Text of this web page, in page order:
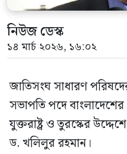
নিউজ ডেস্ক
১৪ মার্চ ২০২৬, ১৬:০২
জাতিসংঘ সাধারণ
সভাপতি পদে
যুক্তরাষ্ট্র ও তুরস্কের
ড. খলিলুর রহমান।